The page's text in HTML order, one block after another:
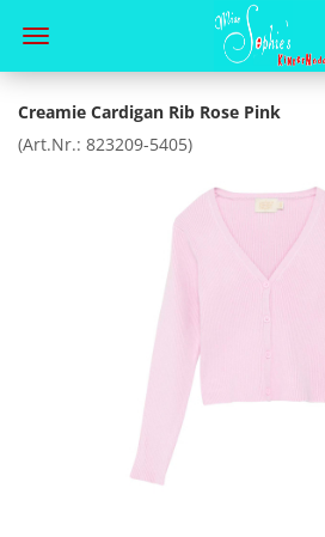
Creamie Cardigan Rib Rose Pink
(Art.Nr.: 823209-5405)